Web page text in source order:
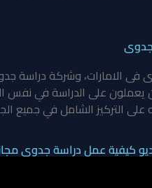
فى الامارات، وشركة دراسة
يعملون على الدراسة في
التركيز الشامل في جميع
كيفية عمل دراسة جدوى